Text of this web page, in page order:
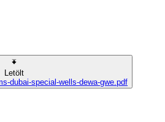
Letölt
dubai-special-wells-dewa-gwe.pdf